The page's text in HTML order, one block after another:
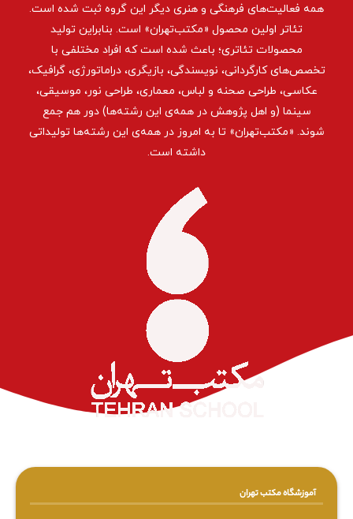
همه‌ فعالیت‌های فرهنگی و هنری دیگر این گروه ثبت شده است.
تئاتر اولین محصول «مکتب‌تهران» است. بنابراین تولید
محصولات تئاتری؛ باعث شده است که افراد مختلفی با
تخصص‌های کارگردانی، نویسندگی، بازیگری، دراماتورژی، گرافیک،
عکاسی، طراحی ‌صحنه و لباس، معماری، طراحی نور، موسیقی،
سینما (و اهل پژوهش در همه‌ی این رشته‌ها) دور هم جمع
شوند. «مکتب‌تهران» تا به امروز در همه‌ی این رشته‌ها تولیداتی
داشته است.
آموزشگاه مکتب تهران